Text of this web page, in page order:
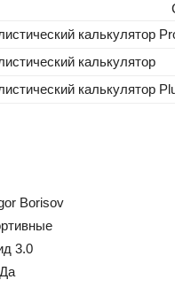
калькулятор
калькулятор
калькулятор
Borisov
3.0
Да